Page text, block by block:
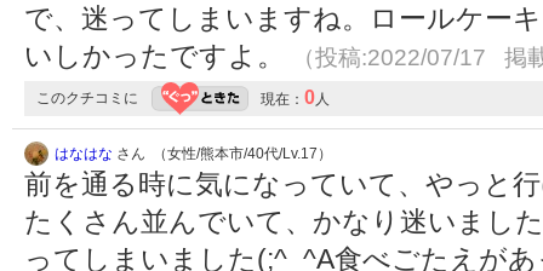
で、迷ってしまいますね。ロールケー
いしかったですよ。
（投稿:2022/07/17 掲
このクチコミに 現在： 0 人
はなはな さん （女性/熊本市/40代/Lv.17）
前を通る時に気になっていて、やっと
たくさん並んでいて、かなり迷いまし
ってしまいました(;^_^A食べごたえが